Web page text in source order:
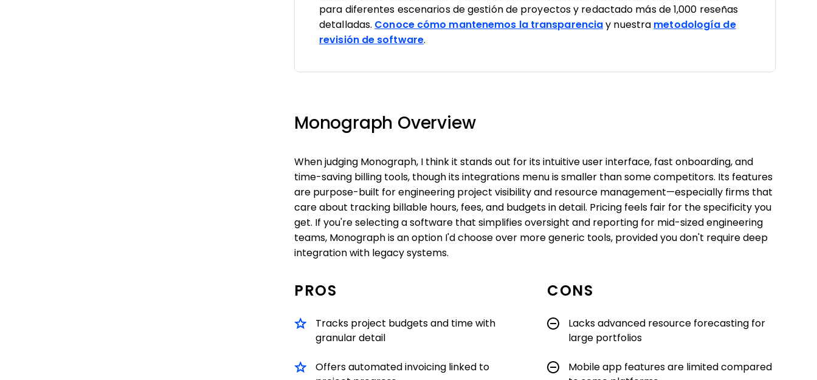
para diferentes escenarios de gestión de proyectos y redactado más de 1,000 reseñas
detalladas. Conoce cómo mantenemos la transparencia y nuestra metodología de
revisión de software.
Monograph Overview
When judging Monograph, I think it stands out for its intuitive user interface, fast onboarding, and
time-saving billing tools, though its integrations menu is smaller than some competitors. Its features
are purpose-built for engineering project visibility and resource management—especially firms that
care about tracking billable hours, fees, and budgets in detail. Pricing feels fair for the specificity you
get. If you're selecting a software that simplifies oversight and reporting for mid-sized engineering
teams, Monograph is an option I'd choose over more generic tools, provided you don't require deep
integration with legacy systems.
PROS
Tracks project budgets and time with
granular detail
Offers automated invoicing linked to
CONS
Lacks advanced resource forecasting for
large portfolios
Mobile app features are limited compared